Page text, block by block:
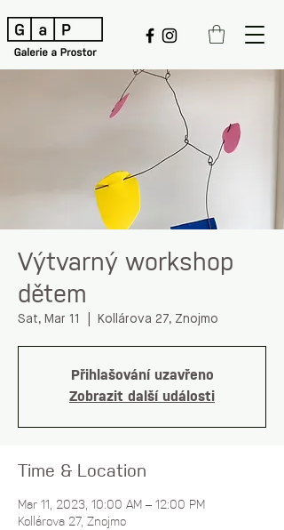
Výtvarný workshop
dětem
Sat, Mar 11 Kollárova 27, Znojmo
Přihlašování uzavřeno
Zobrazit další události
Time & Location
Mar 11, 2023, 10:00 AM – 12:00 PM
Kollárova 27, Znojmo